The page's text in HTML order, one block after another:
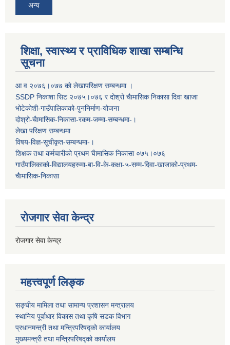
अन्य
शिक्षा, स्वास्थ्य र प्राविधिक शाखा सम्बन्धि
सूचना
आ व २०७६।०७७ काे लेखापरिक्षण सम्बन्धमा ।
SSDP निकाशा सिट २०७५।०७६ र दोश्रो चैामासिक निकासा दिवा खाजा
भोटेकोशी-गाउँपालिकाको-पुननिर्माण-योजना
दोश्रो-चैामासिक-निकासा-रकम-जम्मा-सम्बन्धमा-।
लेखा परिक्षण सम्बन्धमा
विषय-विज्ञ-सूचीकृत-सम्बन्धमा-।
शिक्षक तथा कर्मचारीको प्रथम च‌ैामासिक निकासा ०७५।०७६
गाउँपालिकाको-विद्यालयहरुमा-बा-वि-के-कक्षा-५-सम्म-दिवा-खाजाको-प्रथम-
चैामासिक-निकासा
रोजगार सेवा केन्द्र
रोजगार सेवा केन्द्र
महत्त्वपूर्ण लिङ्क
सङ्घीय मामिला तथा सामान्य प्रशासन मन्त्रालय
स्थानिय पूर्वाधार विकास तथा कृषि सडक विभाग
प्रधानमन्त्री तथा मन्त्रिपरिषद्को कार्यालय
मुख्यमन्त्री तथा मन्त्रिपरिषद्को कार्यालय